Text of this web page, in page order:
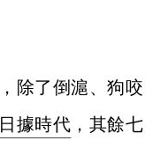
除了倒滬、狗咬
日據時代 ，其餘七